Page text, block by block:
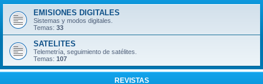
EMISIONES DIGITALES
Sistemas y modos digitales.
Temas: 33
SATELITES
Telemetría, seguimiento de satélites.
Temas: 107
REVISTAS